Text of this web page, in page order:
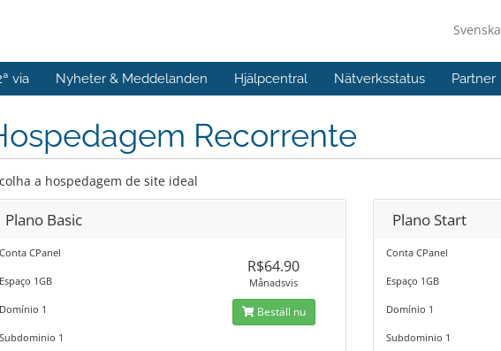
Svenska
via Nyheter & Meddelanden Hjälpcentral Nätverksstatus Partner
Recorrente
a hospedagem de site ideal
Plano Basic
Conta CPanel
Espaço 1GB
Domínio 1
Subdominio 1
R$64.90
Månadsvis
Beställ nu
Plano Start
Conta CPanel
Espaço 1GB
Domínio 1
Subdominio 1